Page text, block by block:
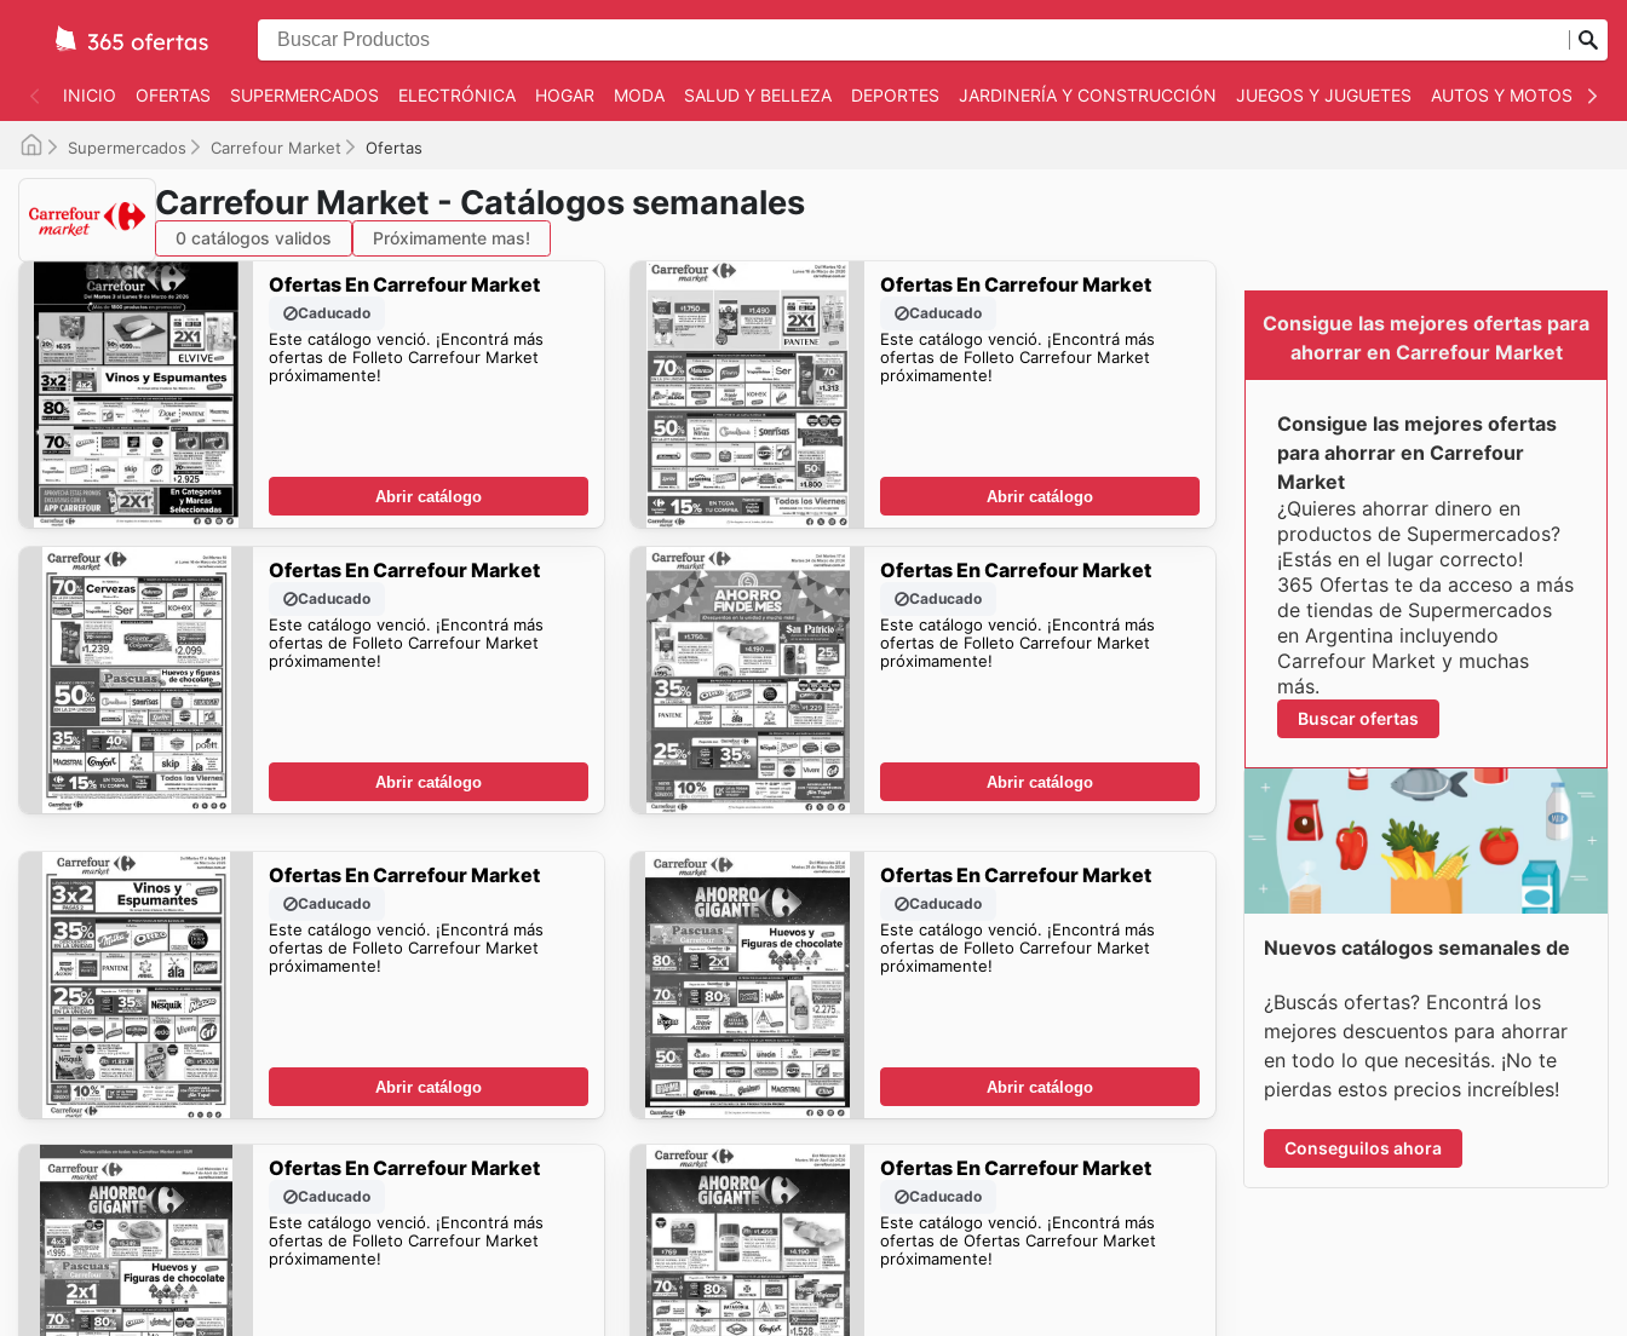
INICIO OFERTAS SUPERMERCADOS ELECTRÓNICA HOGAR MODA SALUD Y BELLEZA DEPORTES JARDINERÍA Y CONSTRUCCIÓN JUEGOS Y JUGUETES AUTOS Y MOTOS
Supermercados Carrefour Market Ofertas
Carrefour Market - Catálogos semanales
0 catálogos validos Próximamente mas!
Ofertas En Carrefour Market
Caducado
Este catálogo venció. ¡Encontrá más
ofertas de Folleto Carrefour Market
próximamente!
Abrir catálogo
Ofertas En Carrefour Market
Caducado
Este catálogo venció. ¡Encontrá más
ofertas de Folleto Carrefour Market
próximamente!
Abrir catálogo
Ofertas En Carrefour Market
Caducado
Este catálogo venció. ¡Encontrá más
ofertas de Folleto Carrefour Market
próximamente!
Abrir catálogo
Ofertas En Carrefour Market
Caducado
Este catálogo venció. ¡Encontrá más
ofertas de Folleto Carrefour Market
próximamente!
Abrir catálogo
Ofertas En Carrefour Market
Caducado
Este catálogo venció. ¡Encontrá más
ofertas de Folleto Carrefour Market
próximamente!
Abrir catálogo
Ofertas En Carrefour Market
Caducado
Este catálogo venció. ¡Encontrá más
ofertas de Folleto Carrefour Market
próximamente!
Abrir catálogo
Ofertas En Carrefour Market
Caducado
Este catálogo venció. ¡Encontrá más
ofertas de Folleto Carrefour Market
próximamente!
Ofertas En Carrefour Market
Caducado
Este catálogo venció. ¡Encontrá más
ofertas de Ofertas Carrefour Market
próximamente!
Consigue las mejores ofertas para
ahorrar en Carrefour Market
Consigue las mejores ofertas
para ahorrar en Carrefour
Market
¿Quieres ahorrar dinero en
productos de Supermercados?
¡Estás en el lugar correcto!
365 Ofertas te da acceso a más
de tiendas de Supermercados
en Argentina incluyendo
Carrefour Market y muchas
más.
Buscar ofertas
Nuevos catálogos semanales de
¿Buscás ofertas? Encontrá los
mejores descuentos para ahorrar
en todo lo que necesitás. ¡No te
pierdas estos precios increíbles!
Conseguilos ahora